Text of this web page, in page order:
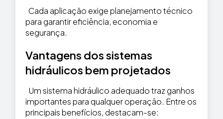
Cada aplicação exige planejamento técnico
para garantir eficiência, economia e
segurança.
Vantagens dos sistemas
hidráulicos bem projetados
Um sistema hidráulico adequado traz ganhos
importantes para qualquer operação. Entre os
principais benefícios, destacam-se: